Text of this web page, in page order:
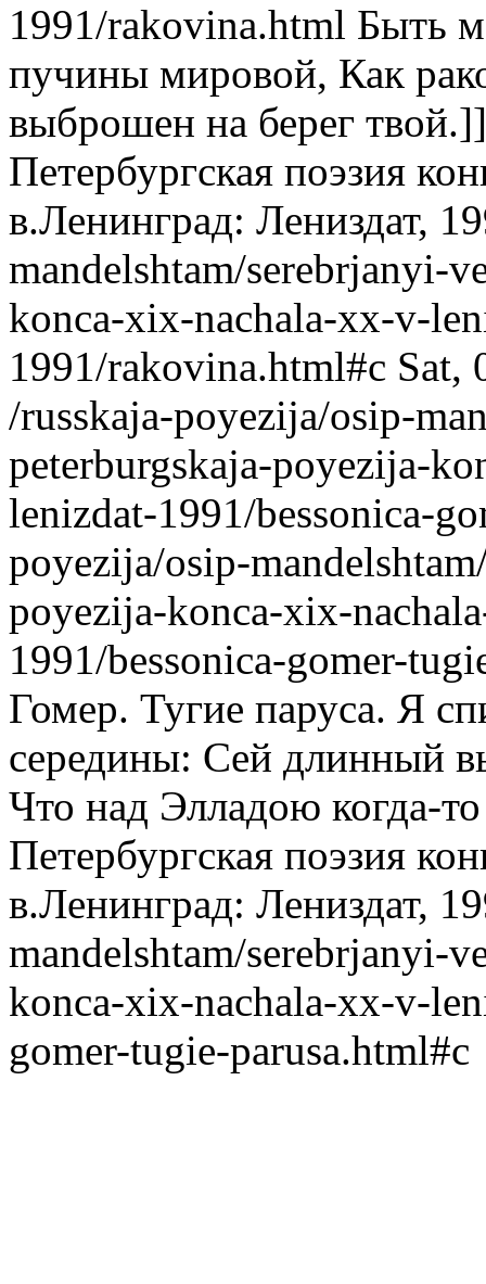
1991/rakovina.html Быть
пучины мировой, Как
выброшен на берег
Петербургская поэзия
в.Ленинград: Лениздат,
mandelshtam/serebrjanyi-
konca-xix-nachala-xx-v-
1991/rakovina.html#c Sat,
/russkaja-poyezija/osip-
peterburgskaja-poyezija-
lenizdat-1991/bessonica-
poyezija/osip-
poyezija-konca-xix-
1991/bessonica-gomer-
Гомер. Тугие паруса. Я
середины: Сей длинный
Что над Элладою когда-
Петербургская поэзия
в.Ленинград: Лениздат,
mandelshtam/serebrjanyi-
konca-xix-nachala-xx-v-
gomer-tugie-parusa.html#c